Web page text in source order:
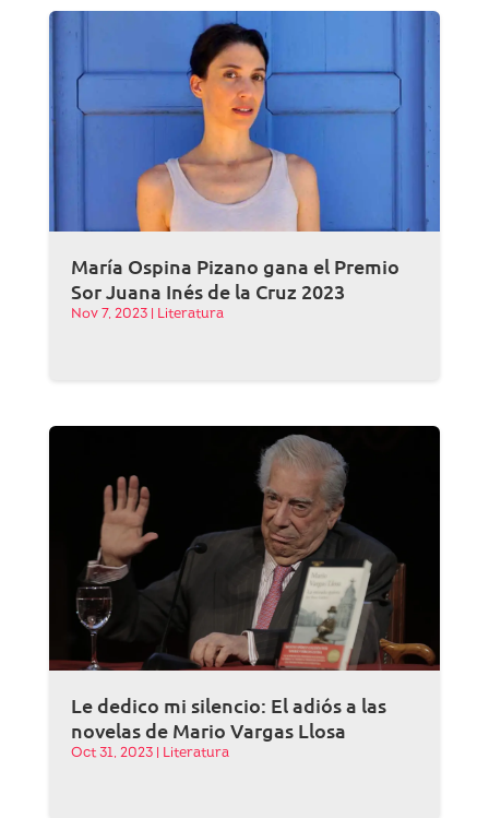
María Ospina Pizano gana el Premio
Sor Juana Inés de la Cruz 2023
Nov 7, 2023| Literatura
Le dedico mi silencio: El adiós a las
novelas de Mario Vargas Llosa
Oct 31, 2023| Literatura